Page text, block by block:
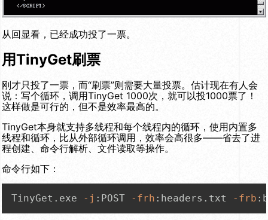
从回显看，已经成功投了一票。
用TinyGet刷票
刚才只投了一票，而“刷票”则需要大量投票。估计现在有人会
说：写个循环，调用TinyGet 1000次，就可以投1000票了！
这样做是可行的，但不是效率最高的。
TinyGet本身就支持多线程和每个线程内的循环，使用内置多
线程和循环，比从外部循环调用，效率会高很多——省去了进
程创建、命令行解析、文件读取等操作。
命令行如下：
TinyGet.exe -j :POST -frh :headers.txt -frb